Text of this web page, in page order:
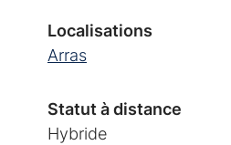
Localisations
Arras
Statut à distance
Hybride